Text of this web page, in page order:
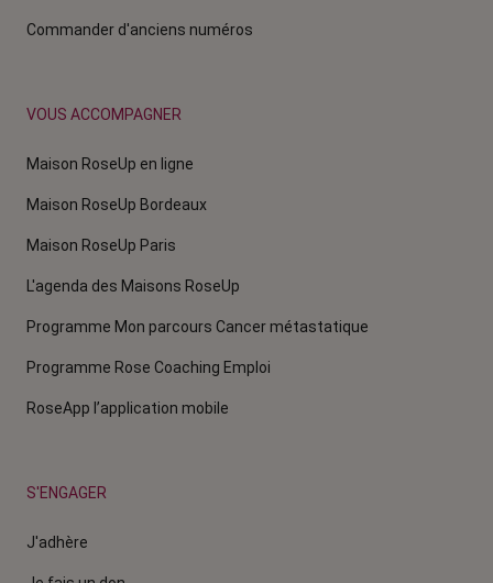
Commander d'anciens numéros
VOUS ACCOMPAGNER
Maison RoseUp en ligne
Maison RoseUp Bordeaux
Maison RoseUp Paris
L'agenda des Maisons RoseUp
Programme Mon parcours Cancer métastatique
Programme Rose Coaching Emploi
RoseApp l’application mobile
S'ENGAGER
J'adhère